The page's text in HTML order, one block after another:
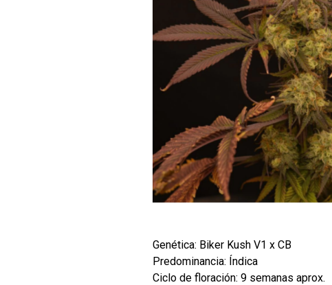
Genética: Biker Kush V1 x CB
Predominancia: Índica
Ciclo de floración: 9 semanas aprox.